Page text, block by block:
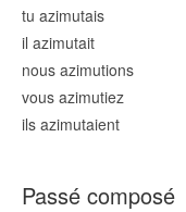
tu azimutais
il azimutait
nous azimutions
vous azimutiez
ils azimutaient
Passé composé